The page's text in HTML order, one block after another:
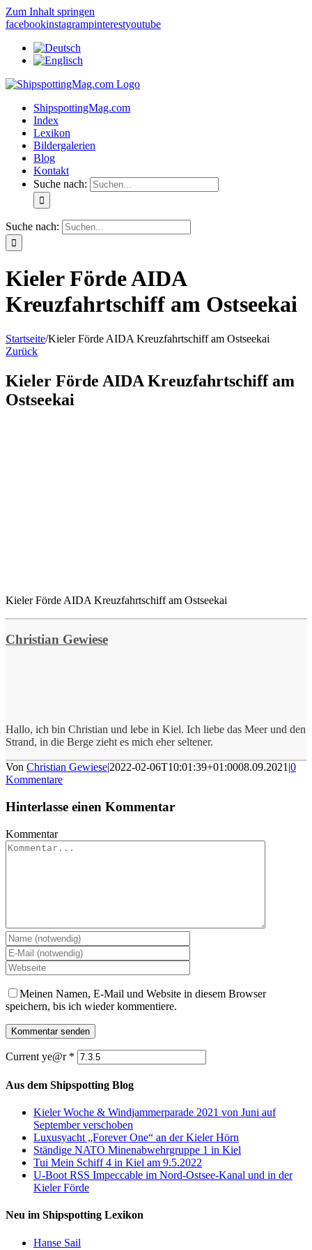
Zum Inhalt springen
facebookinstagrampinterestyoutube
ShipspottingMag.com
Index
Lexikon
Bildergalerien
Blog
Kontakt
Suche nach:
Suche nach:
Kieler Förde AIDA
Kreuzfahrtschiff am Ostseekai
Startseite/Kieler Förde AIDA Kreuzfahrtschiff am Ostseekai
Zurück
Kieler Förde AIDA Kreuzfahrtschiff am
Ostseekai
Kieler Förde AIDA Kreuzfahrtschiff am Ostseekai
Christian Gewiese
Hallo, ich bin Christian und lebe in Kiel. Ich liebe das Meer und den
Strand, in die Berge zieht es mich eher seltener.
Von Christian Gewiese|2022-02-06T10:01:39+01:0008.09.2021 |0
Kommentare
Hinterlasse einen Kommentar
Kommentar
Meinen Namen, E-Mail und Website in diesem Browser
speichern, bis ich wieder kommentiere.
Current ye@r *
Aus dem Shipspotting Blog
Kieler Woche & Windjammerparade 2021 von Juni auf
September verschoben
Luxusyacht „Forever One“ an der Kieler Hörn
Ständige NATO Minenabwehrgruppe 1 in Kiel
Tui Mein Schiff 4 in Kiel am 9.5.2022
U-Boot RSS Impeccable im Nord-Ostsee-Kanal und in der
Kieler Förde
Neu im Shipspotting Lexikon
Hanse Sail